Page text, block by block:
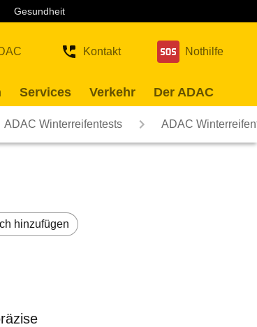
Gesundheit
Kontakt Nothilfe
Services Verkehr Der ADAC
ADAC Winterreifentests ADAC
hinzufügen